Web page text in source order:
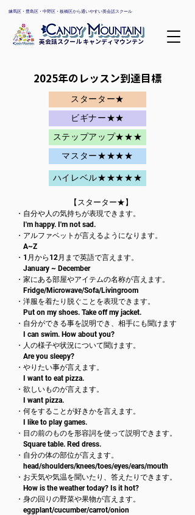
​練馬区・豊島区・中野区・板橋区から通いやすい英会話スクール
英会話スクール キャンディマウンテン
2025年のレッスン到達目標
スターター★
ビギナー★★
ステップアップ★★★
マスター★★★★
ハイレベル★★★★★
【スターター★】
・自分や人の気持ちが表現できます。
I'm happy. I'm not sad.
・アルファベットが言えるようになります。
A~Z
・1月から12月まで英語で言えます。
January ~ December
・家にある部屋やアイテムの名称が言えます。
Fridge/Microwave/Sofa/Livingroom
・洋服を着たり脱ぐことを表現できます。
Put on my shoes. Take off my jacket.
・自分ができる事を説明でき、相手にも聞けます
I can swim. How about you?
・人の様子や状況について聞けます。
Are you sleepy?
・やりたい事が言えます。
I want to eat pizza.
・欲しいものが言えます。
I want pizza.
・何をすることが好きかを言えます。
I like to play games.
・目の前のものを形容詞を使って説明できます。
Square table. Red dress.
・自分の体の部位が言えます。
head/shoulders/knees/toes/eyes/ears/mouth
・お天気や気温を聞いたり、答えたりできます。
How is the weather today? Is it hot?
・身の回りの野菜や果物が言えます。
eggplant/cucumber/carrot/onion